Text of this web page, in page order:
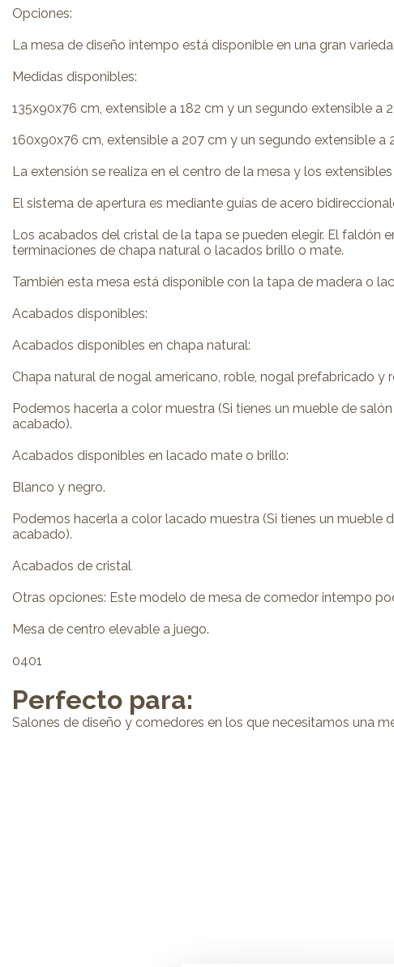
Opciones:
La mesa de diseño intempo está disponible en una gran
Medidas disponibles:
135x90x76 cm, extensible a 182 cm y un segundo extensible a
160x90x76 cm, extensible a 207 cm y un segundo extensible a
La extensión se realiza en el centro de la mesa y los
El sistema de apertura es mediante guías de acero
Los acabados del cristal de la tapa se pueden elegir. El faldón
terminaciones de chapa natural o lacados brillo o mate.
También esta mesa está disponible con la tapa de madera o
Acabados disponibles:
Acabados disponibles en chapa natural:
Chapa natural de nogal americano, roble, nogal prefabricado y
Podemos hacerla a color muestra (Si tienes un mueble de
acabado).
Acabados disponibles en lacado mate o brillo:
Blanco y negro.
Podemos hacerla a color lacado muestra (Si tienes un mueble
acabado).
Acabados de cristal
Otras opciones: Este modelo de mesa de comedor intempo
Mesa de centro elevable a juego.
0401
Perfecto para:
Salones de diseño y comedores en los que necesitamos una